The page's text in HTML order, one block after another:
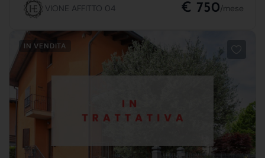
VIONE AFFITTO 04 € 750/mese
IN VENDITA